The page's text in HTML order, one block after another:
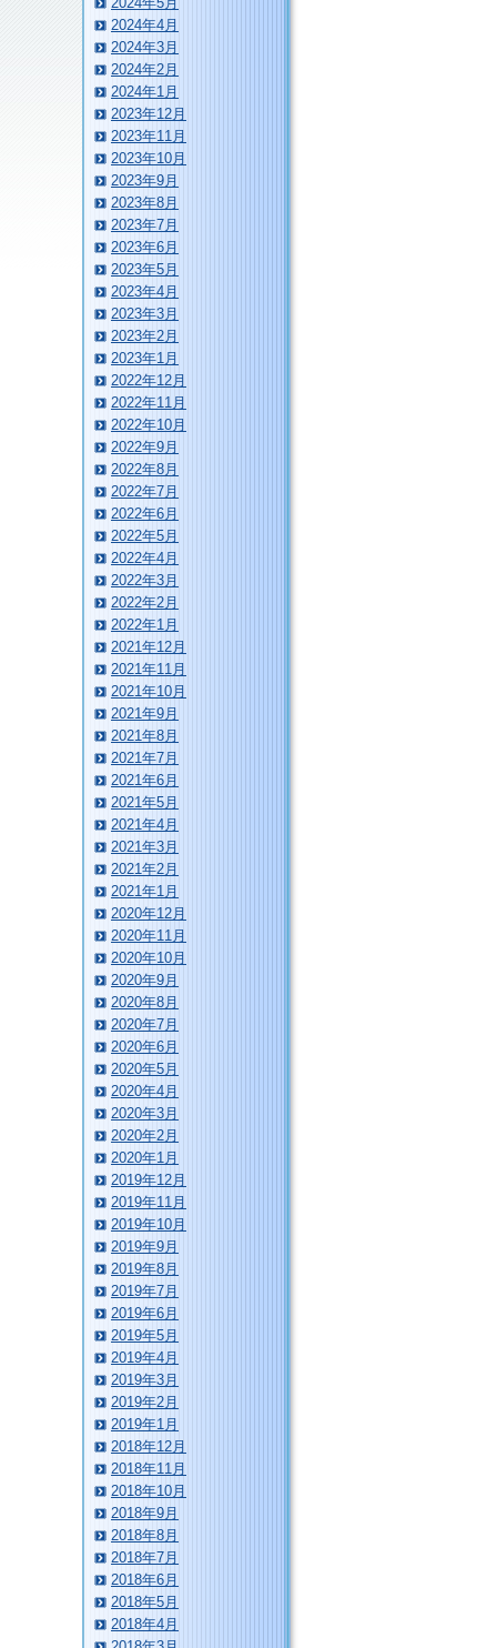
2024年4月
2024年3月
2024年2月
2024年1月
2023年12月
2023年11月
2023年10月
2023年9月
2023年8月
2023年7月
2023年6月
2023年5月
2023年4月
2023年3月
2023年2月
2023年1月
2022年12月
2022年11月
2022年10月
2022年9月
2022年8月
2022年7月
2022年6月
2022年5月
2022年4月
2022年3月
2022年2月
2022年1月
2021年12月
2021年11月
2021年10月
2021年9月
2021年8月
2021年7月
2021年6月
2021年5月
2021年4月
2021年3月
2021年2月
2021年1月
2020年12月
2020年11月
2020年10月
2020年9月
2020年8月
2020年7月
2020年6月
2020年5月
2020年4月
2020年3月
2020年2月
2020年1月
2019年12月
2019年11月
2019年10月
2019年9月
2019年8月
2019年7月
2019年6月
2019年5月
2019年4月
2019年3月
2019年2月
2019年1月
2018年12月
2018年11月
2018年10月
2018年9月
2018年8月
2018年7月
2018年6月
2018年5月
2018年4月